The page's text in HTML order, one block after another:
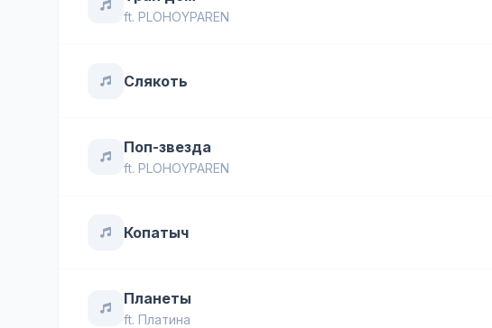
ft. PLOHOYPAREN
Слякоть
Поп-звезда
ft. PLOHOYPAREN
Копатыч
Планеты
ft. Платина